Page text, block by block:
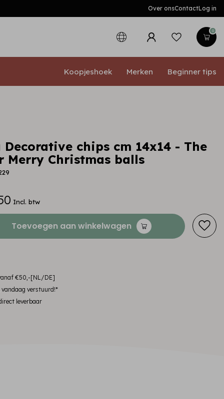
Over onsContactLog in
0
Koopjeshoek Merken Beginner tips
chips cm 14x14 - The
Merry Christmas balls
Incl. btw
Toevoegen aan winkelwagen
€50,-[NL/DE]
vandaag verstuurd!*
leverbaar